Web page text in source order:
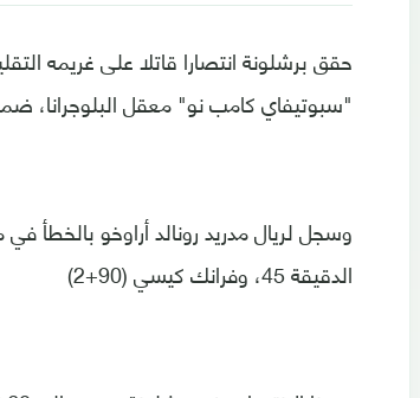
"سبوتيفاي كامب نو" معقل البلوجرانا، ضمن
الدقيقة 45، وفرانك كيسي (90+2)